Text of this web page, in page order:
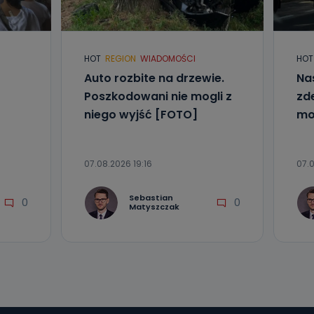
Wolności
od
żądania
0
HOT REGION WIADOMOŚCI
Auto rozbite na drzewie.
Poszkodowani nie mogli z
niego wyjść [FOTO]
07.08.2026 19:16
Sebastian
Matyszczak
0
HOT